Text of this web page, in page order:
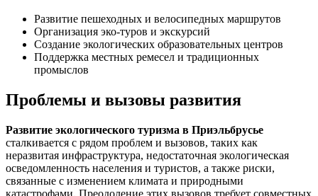
Развитие пешеходных и велосипедных маршрутов
Организация эко-туров и экскурсий
Создание экологических образовательных центров
Поддержка местных ремесел и традиционных
промыслов
Проблемы и вызовы развития
Развитие экологического туризма в Приэльбрусье
сталкивается с рядом проблем и вызовов, таких как
неразвитая инфраструктура, недостаточная экологическая
осведомленность населения и туристов, а также риски,
связанные с изменением климата и природными
катастрофами. Преодоление этих вызовов требует совместных